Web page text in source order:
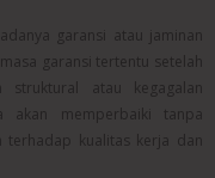
garansi atau jaminan
garansi tertentu setelah
struktural atau kegagalan
akan memperbaiki tanpa
kualitas kerja dan